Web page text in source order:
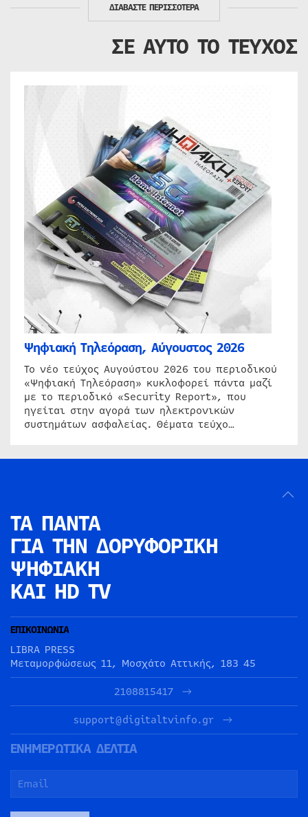
ΔΙΑΒΑΣΤΕ ΠΕΡΙΣΣΟΤΕΡΑ
ΣΕ ΑΥΤΟ ΤΟ ΤΕΥΧΟΣ
Ψηφιακή Τηλεόραση, Αύγουστος 2026
Το νέο τεύχος Αυγούστου 2026 του περιοδικού
«Ψηφιακή Τηλεόραση» κυκλοφορεί πάντα μαζί
με το περιοδικό «Security Report», που
ηγείται στην αγορά των ηλεκτρονικών
συστημάτων ασφαλείας. Θέματα τεύχο…
ΤΑ ΠΑΝΤΑ
ΓΙΑ ΤΗΝ ΔΟΡΥΦΟΡΙΚΗ
ΨΗΦΙΑΚΗ
ΚΑΙ HD TV
ΕΠΙΚΟΙΝΩΝΙΑ
LIBRA PRESS
Μεταμορφώσεως 11, Μοσχάτο Αττικής, 183 45
2108815417
support@digitaltvinfo.gr
ΕΝΗΜΕΡΩΤΙΚΑ ΔΕΛΤΙΑ